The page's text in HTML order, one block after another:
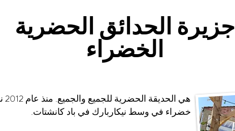
جزيرة الحدائق الحضرية
الخضراء
خضراء في وسط نيكاربارك في باد كانشتات.